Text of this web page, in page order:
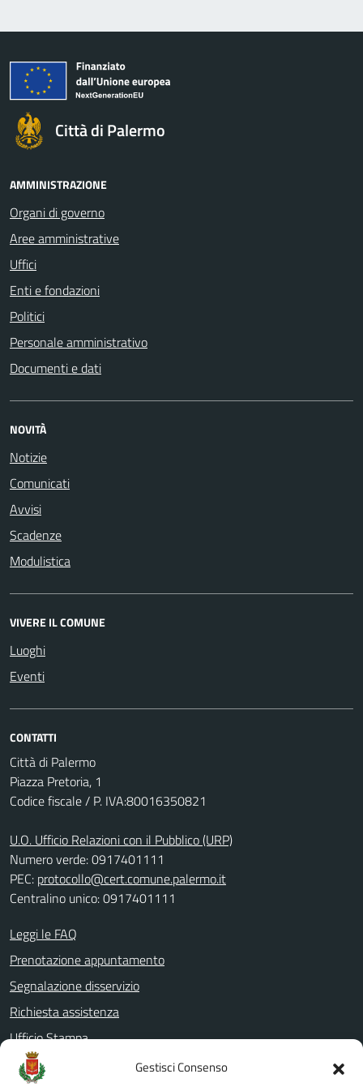
Gestisci Consenso
Città di Palermo
AMMINISTRAZIONE
Organi di governo
Aree amministrative
Uffici
Enti e fondazioni
Politici
Personale amministrativo
Documenti e dati
NOVITÀ
Notizie
Comunicati
Avvisi
Scadenze
Modulistica
VIVERE IL COMUNE
Luoghi
Eventi
CONTATTI
Città di Palermo
Piazza Pretoria, 1
Codice fiscale / P. IVA:80016350821
U.O. Ufficio Relazioni con il Pubblico (URP)
Numero verde: 0917401111
PEC: protocollo@cert.comune.palermo.it
Centralino unico: 0917401111
Leggi le FAQ
Prenotazione appuntamento
Segnalazione disservizio
Richiesta assistenza
Ufficio Stampa
Amministrazione Trasparente